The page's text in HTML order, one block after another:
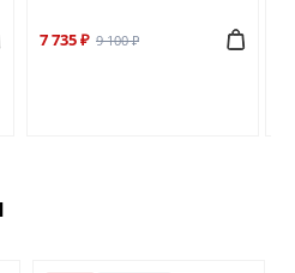
7 735 ₽ 9 100 ₽